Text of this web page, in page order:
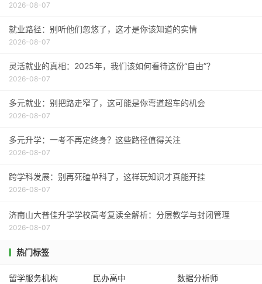
2026-08-07
就业路径：别听他们忽悠了，这才是你该知道的实情
2026-08-07
灵活就业的真相：2025年，我们该如何看待这份“自由”？
2026-08-07
多元就业：别把路走窄了，这可能是你弯道超车的机会
2026-08-07
多元升学：一考不再定终身？这些路径值得关注
2026-08-07
跨学科发展：别再死磕单科了，这样玩知识才真能开挂
2026-08-07
济南山大普佳升学学校高考复读全解析：分层教学与封闭管理
2026-08-07
热门标签
留学服务机构 民办高中 数据分析师